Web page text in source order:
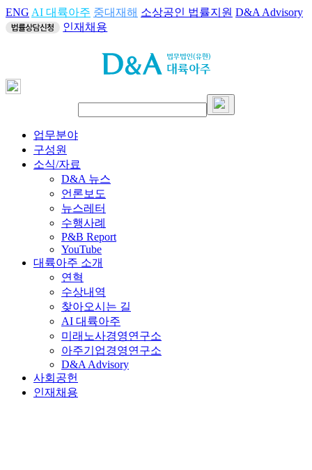
ENG AI 대륙아주 중대재해 소상공인 법률지원 D&A Advisory
인재채용
업무분야
구성원
소식/자료
D&A 뉴스
언론보도
뉴스레터
수행사례
P&B Report
YouTube
대륙아주 소개
연혁
수상내역
찾아오시는 길
AI 대륙아주
미래노사경영연구소
아주기업경영연구소
D&A Advisory
사회공헌
인재채용